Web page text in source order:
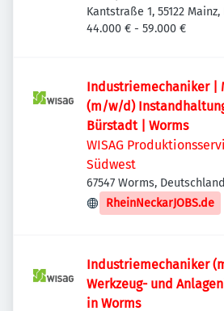
Kantstraße 1, 55122
44.000 € - 59.000 €
Industriemechaniker |
(m/w/d)
Bürstadt | Worms
WISAG
Südwest
67547 Worms, Deutschland
RheinNeckarJOBS.de
Industriemechaniker
Werkzeug- und
in Worms